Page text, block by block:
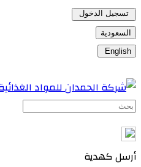
تسجيل الدخول
السعودية
English
أرسل كهدية